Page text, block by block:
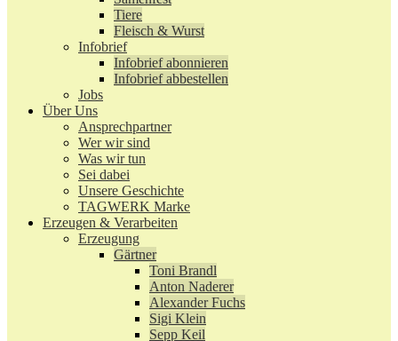
Tiere
Fleisch & Wurst
Infobrief
Infobrief abonnieren
Infobrief abbestellen
Jobs
Über Uns
Ansprechpartner
Wer wir sind
Was wir tun
Sei dabei
Unsere Geschichte
TAGWERK Marke
Erzeugen & Verarbeiten
Erzeugung
Gärtner
Toni Brandl
Anton Naderer
Alexander Fuchs
Sigi Klein
Sepp Keil